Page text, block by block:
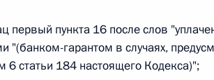
закон от 26.07.2026 г. №
изменения в статью 6 Закона
первый пункта 16 после слов
"(банком-гарантом в случаях,
6 статьи 184 настоящего Кодекса)";